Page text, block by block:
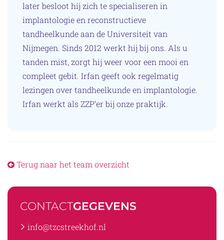
later besloot hij zich te specialiseren in
implantologie en reconstructieve
tandheelkunde aan de Universiteit van
Nijmegen. Sinds 2012 werkt hij bij ons. Als u
tanden mist, zorgt hij weer voor een mooi en
compleet gebit. Irfan geeft ook regelmatig
lezingen over tandheelkunde en implantologie.
Irfan werkt als ZZP’er bij onze praktijk.
Terug naar het team overzicht
CONTACTGEGEVENS
info@tzcstreekhof.nl